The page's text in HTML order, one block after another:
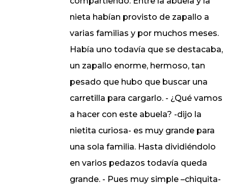
nieta habían provisto de zapallo a
varias familias y por muchos meses.
Había uno todavía que se destacaba,
un zapallo enorme, hermoso, tan
pesado que hubo que buscar una
carretilla para cargarlo. - ¿Qué vamos
a hacer con este abuela? -dijo la
nietita curiosa- es muy grande para
una sola familia. Hasta dividiéndolo
en varios pedazos todavía queda
grande. - Pues muy simple –chiquita-